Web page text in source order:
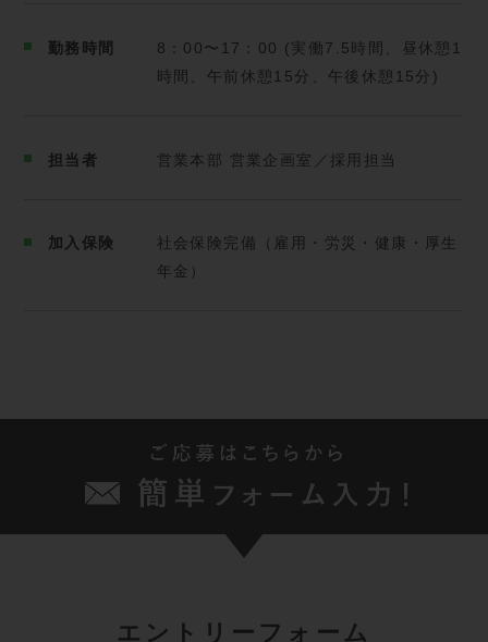
「学生時代はスポーツ一択でした。その時に培った判
勤務時間
8：00〜17：00 (実働7.5時間、昼休憩1
時間、午前休憩15分、午後休憩15分)
担当者 営業本部 営業企画室／採用担当
加入保険
社会保険完備（雇用・労災・健康・厚生
年金）
エ ントリーフォーム